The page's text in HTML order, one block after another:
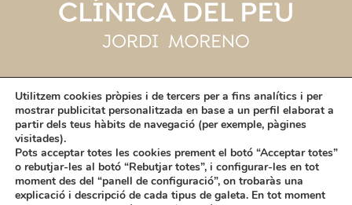
Avís Legal i Política de Cookies
Política de Privacitat
Utilitzem cookies pròpies i de tercers per a fins analítics i per
mostrar publicitat personalitzada en base a un perfil elaborat a
partir dels teus hàbits de navegació (per exemple, pàgines
visitades).
Pots acceptar totes les cookies prement el botó “Acceptar totes”
o rebutjar-les al botó “Rebutjar totes”, i configurar-les en tot
moment des del “panell de configuració”, on trobaràs una
explicació i descripció de cada tipus de galeta. En tot moment